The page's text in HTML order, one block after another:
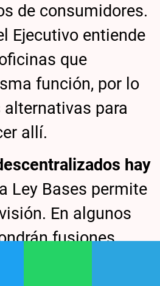
de consumidores.
Ejecutivo entiende
que
función, por lo
alternativas para
allí.
hay
Ley Bases permite
En algunos
fusiones,